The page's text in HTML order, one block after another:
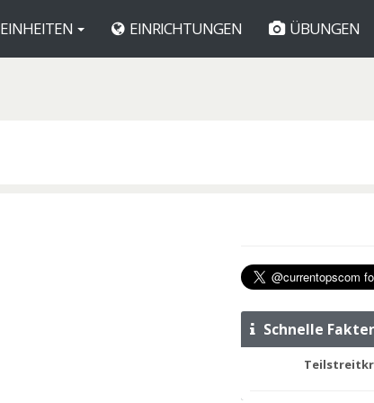
EINHEITEN EINRICHTUNGEN ÜBUNGEN
Schnelle